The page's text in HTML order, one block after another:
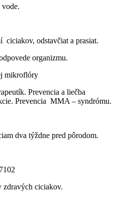
ciciakov, odstavčiat a prasiat.
organizmu.
mikroflóry
Prevencia a liečba
Prevencia MMA – syndrómu.
dva týždne pred pôrodom.
zdravých ciciakov.